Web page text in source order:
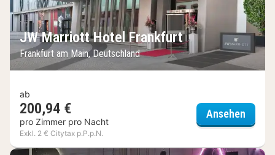
JW Marriott Hotel Frankfurt
Frankfurt am Main, Deutschland
ab
200,94 €
pro Zimmer pro Nacht
Exkl. 2 € Citytax p.P.p.N.
Ansehen